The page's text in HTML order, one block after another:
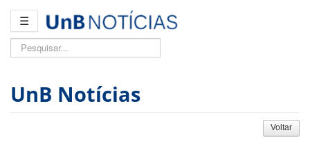
☰
Pesquisar...
UnB Notícias
Voltar